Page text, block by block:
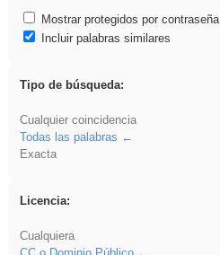
Mostrar protegidos por contraseña
Incluir palabras similares
Tipo de búsqueda:
Cualquier coincidencia
Todas las palabras
Exacta
Licencia:
Cualquiera